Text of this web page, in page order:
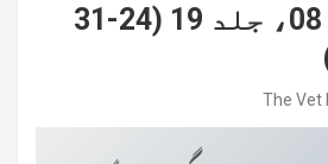
شمارہ نمبر 08، جلد 19 (24-31
The Vet